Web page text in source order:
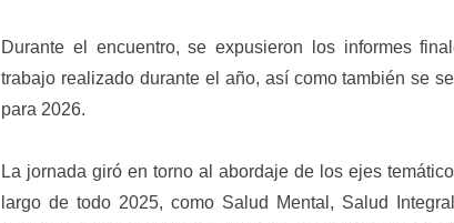
Durante el encuentro, se expusieron los informes
trabajo realizado durante el año, así como también se
para 2026.
La jornada giró en torno al abordaje de los ejes
largo de todo 2025, como Salud Mental, Salud